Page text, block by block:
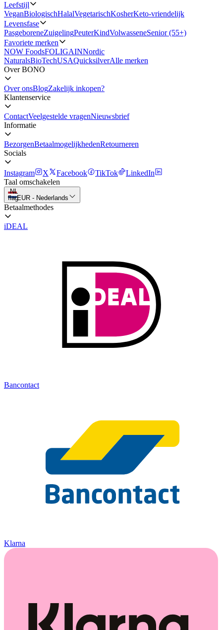
Leefstijl
VeganBiologischHalalVegetarischKosherKeto-vriendelijk
Levensfase
PasgeboreneZuigelingPeuterKindVolwasseneSenior (55+)
Favoriete merken
NOW FoodsFOLIGAINNordic
NaturalsBioTechUSAQuicksilverAlle merken
Over BONO
Over onsBlogZakelijk inkopen?
Klantenservice
ContactVeelgestelde vragenNieuwsbrief
Informatie
BezorgenBetaalmogelijkhedenRetourneren
Socials
Instagram X Facebook TikTok
LinkedIn
Taal omschakelen
NL
flagEUR- Nederlands
Betaalmethodes
iDEAL
Bancontact
Klarna